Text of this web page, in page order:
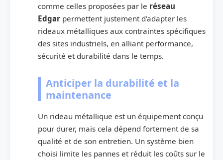
comme celles proposées par le réseau
Edgar permettent justement d’adapter les
rideaux métalliques aux contraintes spécifiques
des sites industriels, en alliant performance,
sécurité et durabilité dans le temps.
Anticiper la durabilité et la
maintenance
Un rideau métallique est un équipement conçu
pour durer, mais cela dépend fortement de sa
qualité et de son entretien. Un système bien
choisi limite les pannes et réduit les coûts sur le